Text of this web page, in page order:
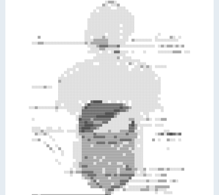
                                                    ░░▒▒▒▒░░
                                                  ▒▒░░  ░░░░▒▒
                                              ░░░░░░░░░░    ░░░░░░
                                            ░░  ░░░░░░░░░░░░░░░░░░░░
                                          ░░░░░░░░░░░░░░░░░░░░░░░░░░░░
                                          ░░░░░░░░░░░░░░░░░░░░░░░░░░░░░░
                                        ░░░░░░░░░░░░░░░░░░░░░░░░░░░░░░░░
                                        ░░░░░░░░░░░░░░░░░░░░░░░░░░░░░░░░
                                        ░░░░░░░░░░░░░░░░░░░░░░  ░░░░░░░░
                                        ░░░░░░░░░░░░░░░░░░░░░░░░░░░░░░░░
                                      ░░░░░░░░░░░░░░░░░░░░░░░░  ░░░░░░░░
                                      ░░░░░░░░░░░░░░  ░░░░░░░░░░░░░░░░                  ░░
      ▒▒                              ░░░░  ░░░░░░▒▒░░░░░░░░░░  ░░░░                  ░░        ▒▒░░  ░░
                                      ░░░░░░▒▒▒▒▒▒▒▒▒▒░░░░░░░░░░░░░░  ▒▒░░░░░░░░░░░░  ░░░░░░░░░░░░░░░░
  ░░░░▒▒▒▒░░░░░░░░░░░░░░░░░░░░░░░░░░░░▒▒░░▒▒▒▒▒▒▒▒▒▒▒▒░░░░░░░░░░░░
                                        ░░░░░░▒▒▓▓▓▓▓▓▒▒▒▒▒▒▓▓░░░░░░░░░░░░░░░░░░░░░░░░  ░░▒▒░░▒▒▒▒░░▒▒░░▒▒
                                          ░░░░░░▒▒▒▒░░░░░░░░░░
                                        ░░░░░░░░  ░░░░  ░░▓▓▓▓░░░░░░  ░░      ░░        ░░░░░░░░░░▒▒▒▒▒▒  ░░░░
                                              ░░░░░░░░░░░░░░░░░░░░
                                            ░░░░░░░░░░░░░░░░▒▒  ░░░░░░
                                      ░░░░░░░░░░░░░░░░░░░░░░░░░░░░░░░░░░░░░░
                                ░░░░░░░░░░░░    ░░░░░░░░░░░░  ░░░░  ▒▒░░  ░░░░░░
                              ░░░░░░░░░░░░░░░░░░░░░░░░░░░░░░░░░░░░░░    ░░░░▒▒░░▒▒░░  ░░░░░░░░
                          ░░░░░░  ░░░░░░░░░░░░░░░░░░░░░░░░░░░░░░░░░░  ░░░░░░  ░░░░░░
                        ░░░░  ░░░░░░░░░░░░░░░░░░░░░░░░░░░░░░░░░░░░░░░░░░░░░░░░░░░░░░░░
                      ░░  ░░░░░░░░░░░░░░░░░░░░░░░░░░░░░░░░░░░░░░░░░░░░░░░░░░░░░░░░░░░░░░
                    ░░░░░░░░░░░░░░░░░░░░░░░░░░░░░░░░░░░░░░░░░░░░░░░░░░░░░░░░░░░░░░░░░░  ░░
                    ▒▒░░░░░░░░░░░░░░░░░░░░░░░░░░░░░░░░░░░░░░░░░░░░░░░░░░░░░░░░░░░░░░░░░░░░
                    ░░░░░░░░░░░░░░░░░░░░░░░░░░░░░░░░░░░░░░░░░░░░░░░░░░░░░░░░░░░░░░░░░░░░░░
  ░░░░░░░░▒▒░░░░    ░░░░░░░░░░░░░░░░░░░░░░░░░░░░░░░░░░░░░░░░░░░░░░░░░░░░░░░░░░░░░░░░░░░░░░
                    ░░░░░░░░░░░░░░░░░░░░░░░░░░░░░░░░░░░░░░░░░░░░░░░░░░░░░░░░░░░░░░░░░░░░░░
                    ░░░░░░░░░░░░░░░░░░░░░░░░░░░░░░░░░░░░░░░░░░░░░░░░░░░░░░░░░░░░░░░░░░░░░░
                    ░░░░░░░░░░░░░░░░░░░░░░░░░░░░░░░░░░░░░░░░░░░░░░░░░░░░░░░░░░░░░░░░░░░░
                    ░░░░░░░░░░░░░░░░░░░░░░░░░░░░░░░░░░░░░░░░░░░░░░░░░░░░░░░░░░░░░░░░░░░░░░
                  ░░░░░░░░░░░░░░░░  ░░░░  ▓▓██████░░░░  ░░░░  ░░  ░░  ░░░░░░░░░░░░░░░░░░
                  ░░░░  ░░░░░░░░░░░░  ▒▒██▓▓▓▓▓▓▓▓▓▓▓▓▓▓▓▓▓▓▓▓▓▓▒▒░░  ░░░░░░░░░░░░░░░░░░░░
░░░░▒▒░░░░░░░░░░░░▒▒░░░░░░░░░░░░░░░░▒▒██▓▓▓▓▓▓▓▓▓▓▓▓▓▓▓▓▓▓▓▓▓▓██▓▓▓▓▒▒░░░░░░░░░░░░░░░░░░░░░░
                  ░░      ░░░░░░░░░░▓▓▓▓▓▓▓▓▓▓▓▓▓▓▓▓▓▓▓▓▓▓████▓▓▓▓▒▒░░░░░░░░░░░░░░░░░░    ░░
                            ░░░░  ░░▓▓▓▓▓▓▓▓▓▓▓▓▓▓▓▓██████▓▓▒▒░░░░░░░░░░░░░░  ░░░░
                                ░░▒▒▓▓▓▓▓▓▓▓▓▓████████████▒▒░░░░░░░░░░░░░░░░░░  ░░
  ░░                            ░░██▓▓▓▓▓▓▒▒▓▓▓▓▓▓▓▓▓▓▓▓░░░░░░░░░░░░▒▒▒▒░░░░░░░░▒▒░░  ░░░░▒▒▒▒
                                  ▓▓▓▓██▓▓▓▓▒▒▒▒▒▒▓▓▓▓░░░░░░░░░░░░░░░░██░░░░
                                ░░▓▓▓▓██████▓▓▓▓▓▓░░░░░░░░░░░░░░░░░░▓▓██▒▒░░░░░░░░░░  ░░░░░░
  ░░░░░░    ░░░░    ░░          ░░▓▓██████▓▓▓▓▒▒░░░░░░░░░░░░░░░░░░░░▓▓▓▓▒▒  ░░
  ░░░░░░▒▒░░░░░░░░░░░░░░  ░░░░░░░░▓▓██▓▓▓▓▓▓░░░░░░░░░░▒▒░░░░░░▒▒▒▒▒▒▓▓▓▓░░░░░░              ░░░░
    ▒▒░░░░▒▒░░                  ░░▒▒▒▒▒▒▒▒▒▒▓▓▒▒▒▒▒▒▒▒▒▒▒▒▒▒▒▒▒▒▒▒▓▓▒▒▒▒▒▒░░░░        ░░▒▒▓▓░░▓▓██▓▓▒▒▓▓
              ░░                ░░░░▓▓▒▒▒▒▒▒▓▓▓▓▓▓▓▓▒▒▒▒▒▒▓▓▒▒▒▒▒▒▒▒▒▒▒▒▒▒  ░░
  ░░░░▒▒        ░░                ░░▒▒▒▒▓▓▒▒▒▒▒▒▒▒▒▒▒▒▒▒▒▒▒▒▒▒▓▓▓▓▓▓▓▓▒▒░░░░░░      ▒▒  ░░    ▒▒░░░░  ░░
          ░░                  ░░░░░░▒▒▒▒▒▒▒▒▒▒▓▓▓▓▓▓▒▒▓▓▓▓▓▓▒▒▒▒░░░░▒▒▒▒░░░░░░
            ▒▒    ░░          ░░░░░░▒▒▒▒▒▒░░▒▒▒▒▒▒▒▒▒▒▒▒░░▒▒▒▒░░▒▒▒▒▒▒▒▒░░  ░░
              ▒▒    ▒▒        ░░░░░░▒▒▒▒▒▒▒▒▒▒▒▒▒▒▒▒▒▒▒▒▒▒▒▒░░▒▒▒▒▒▒░░▒▒░░░░░░                ░░
                ░░    ░░      ░░░░░░▒▒▒▒▒▒▒▒▒▒▒▒▒▒▒▒▒▒▒▒▒▒▒▒▒▒▒▒▒▒▒▒▒▒░░░░░░░░
                      ░░      ░░░░░░▒▒▒▒▒▒▒▒▒▒▒▒▒▒▒▒▒▒▒▒▒▒▒▒▒▒▒▒░░▒▒▒▒▒▒░░░░░░
                              ░░░░░░▒▒▓▓▒▒▒▒░░▒▒▒▒░░▒▒▒▒▒▒▒▒▒▒▒▒▒▒▒▒▒▒▒▒░░░░░░
                  ░░            ░░░░▒▒▒▒▒▒▒▒▒▒▒▒░░▒▒▒▒▒▒▒▒▒▒▒▒▒▒▒▒▒▒▒▒▒▒░░░░░░
                    ░░        ░░░░▒▒▒▒▒▒▒▒▒▒░░▒▒▒▒▒▒▒▒░░▒▒▒▒░░░░▒▒▒▒▒▒▒▒░░░░░░
                              ░░░░▒▒▓▓▓▓▒▒▒▒▒▒▒▒▒▒▒▒▒▒▒▒▒▒▒▒▒▒▒▒░░▓▓▒▒▒▒░░░░░░
                            ░░  ░░░░▒▒▒▒▒▒▒▒▒▒▒▒▒▒░░▒▒▒▒▒▒▒▒░░▒▒▒▒▓▓▓▓▒▒▒▒░░░░▒▒  ░░░░░░▒▒▒▒░░▒▒░░░░░░░░▒▒
                        ░░░░▒▒░░▒▒▒▒▓▓▓▓▓▓▓▓▒▒▒▒▒▒░░▒▒▒▒▒▒▒▒░░▒▒▒▒▒▒▒▒▒▒░░  ░░░░
                            ░░      ▒▒▒▒▓▓▓▓▓▓▒▒▒▒▒▒▓▓▓▓▒▒▓▓▒▒▓▓▓▓▓▓▓▓▓▓░░░░░░▒▒░░░░  ░░░░▒▒▒▒
                                    ░░▒▒▒▒▓▓▒▒▒▒▒▒▒▒▒▒░░▒▒▒▒▒▒▒▒▒▒▒▒▓▓
                                        ░░▒▒▓▓░░▒▒▒▒▒▒▒▒▒▒▒▒▒▒▓▓▓▓▓▓░░░░░░░░░░░░▒▒░░░░░░▒▒▒▒▒▒  ░░▒▒░░
                                        ▒▒▒▒▒▒▓▓▒▒▒▒▒▒▒▒░░▒▒▒▒▓▓▓▓░░
                                          ▒▒▒▒▒▒▓▓▒▒▒▒▒▒▓▓▓▓▓▓▒▒░░  ░░░░░░░░░░░░▒▒░░░░▒▒▒▒▒▒▒▒▒▒
                                                  ░░▒▒▓▓▓▓░░░░  ▒▒░░░░░░░░░░▒▒▒▒▒▒░░░░▒▒░░░░░░
                                                    ▒▒▒▒░░                            ░░    ░░░░░░